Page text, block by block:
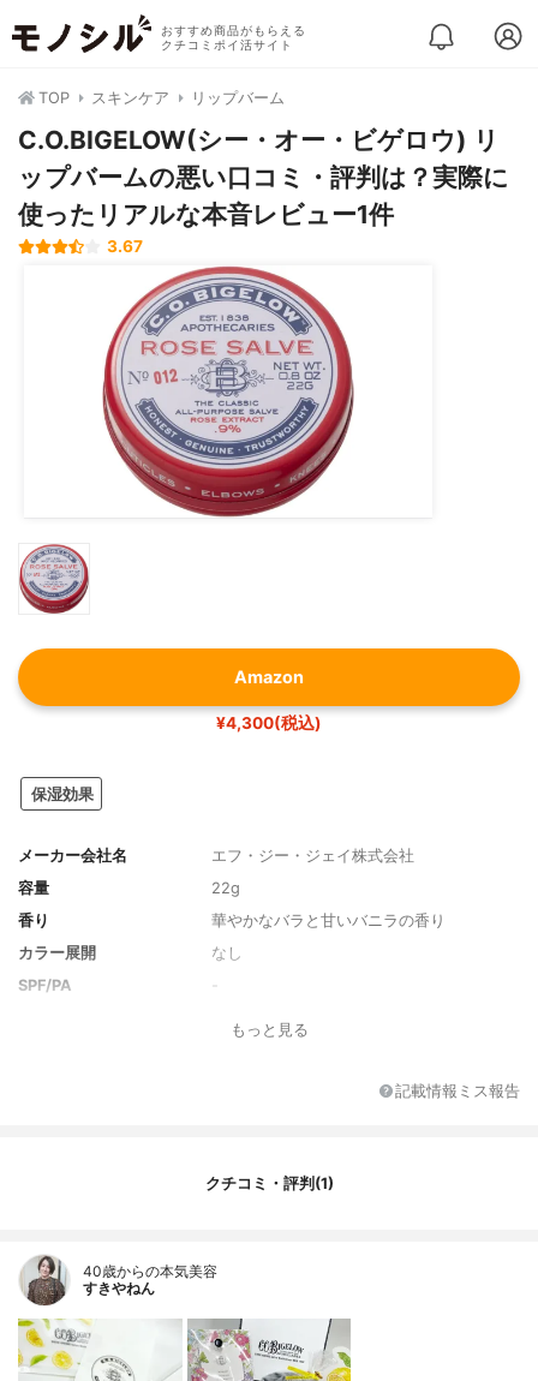
おすすめ商品がもらえる
クチコミポイ活サイト
TOP スキンケア リップバーム
C.O.BIGELOW(シー・オー・ビゲロウ) リ
ップバームの悪い口コミ・評判は？実際に
使ったリアルな本音レビュー1件
3.67
Amazon
¥4,300(税込)
保湿効果
メーカー会社名
エフ・ジー・ジェイ株式会社
容量
22g
香り
華やかなバラと甘いバニラの香り
カラー展開
なし
SPF/PA
ワセリン、液状ラノリン、スクワラン、香
料、オクチルドデカノール、シロバナワタ
グリセリル、ホホバエステル、リモネン、
オール、センチフォリアバラ花エキス、シ
７
分類
UVカット機能
なし
もっと見る
記載情報ミス報告
クチコミ・評判(1)
40歳からの本気美容
すきやねん